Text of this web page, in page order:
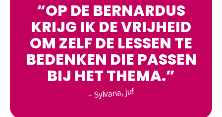
OP DE BERNARDUS
KRIJG IK DE VRIJHEID
OM ZELF DE LESSEN TE
BEDENKEN DIE PASSEN
BIJ HET THEMA.
Sylvana, juf